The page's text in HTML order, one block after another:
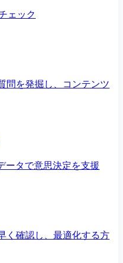
ェック
問を発掘し、コンテンツ
ータで意思決定を支援
く確認し、最適化する方